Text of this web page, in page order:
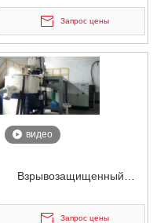
высокоскоростной
смеситель для склеивания
Запрос цены
видео
Взрывозащищенный
высокоскоростной
Запрос цены